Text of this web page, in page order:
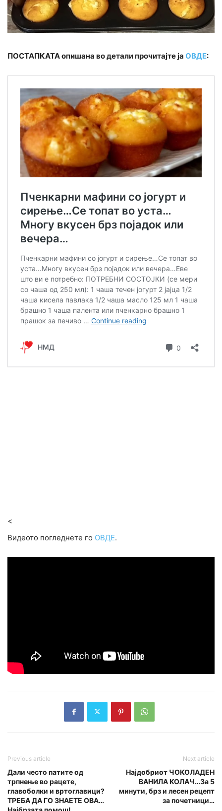
ПОСТАПКАТА опишана во детали прочитајте ја ОВДЕ:
<
Видеото погледнете го ОВДЕ.
Previous article
Дали често патите од
трпнење во рацете,
главоболки и вртоглавици?
ТРЕБА ДА ГО ЗНАЕТЕ ОВА…
Next article
Најдобриот ЧОКОЛАДЕН
ВАНИЛА КОЛАЧ…За 5
минути, брз и лесен рецепт
за почетници…